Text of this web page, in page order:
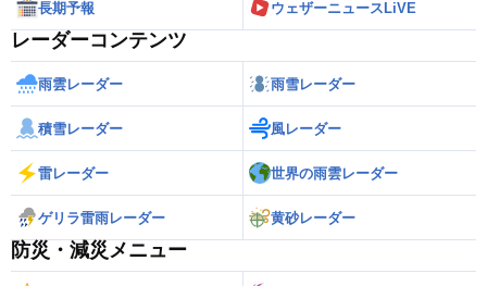
長期予報 ウェザーニュースLiVE
レーダーコンテンツ
雨雲レーダー 雨雪レーダー
積雪レーダー 風レーダー
雷レーダー 世界の雨雲レーダー
ゲリラ雷雨レーダー 黄砂レーダー
防災・減災メニュー